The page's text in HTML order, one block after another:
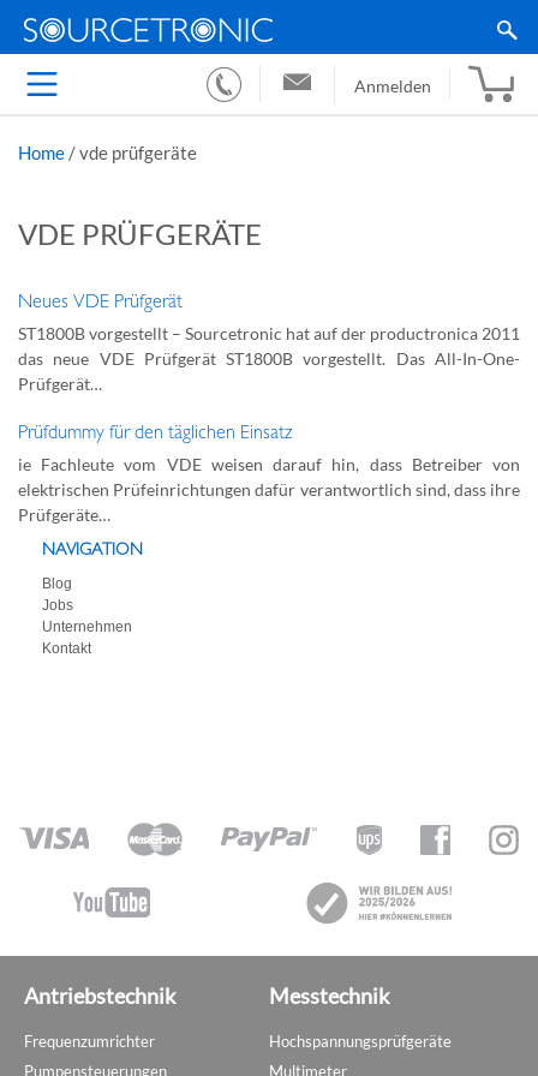
Anmelden
Home /vde prüfgeräte
VDE PRÜFGERÄTE
Neues VDE Prüfgerät
ST1800B vorgestellt – Sourcetronic hat auf der productronica 2011
das neue VDE Prüfgerät ST1800B vorgestellt. Das All-In-One-
Prüfgerät…
Prüfdummy für den täglichen Einsatz
ie Fachleute vom VDE weisen darauf hin, dass Betreiber von
elektrischen Prüfeinrichtungen dafür verantwortlich sind, dass ihre
Prüfgeräte…
NAVIGATION
Blog
Jobs
Unternehmen
Kontakt
Antriebstechnik
Frequenzumrichter
Pumpensteuerungen
Messtechnik
Hochspannungsprüfgeräte
Multimeter